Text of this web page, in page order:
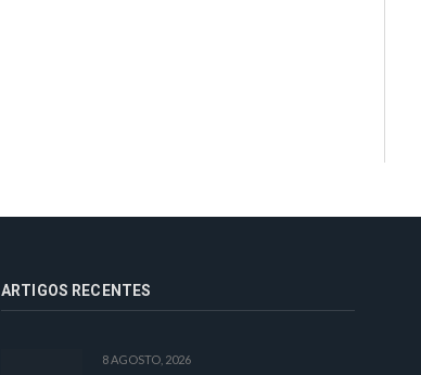
ARTIGOS RECENTES
8 AGOSTO, 2026